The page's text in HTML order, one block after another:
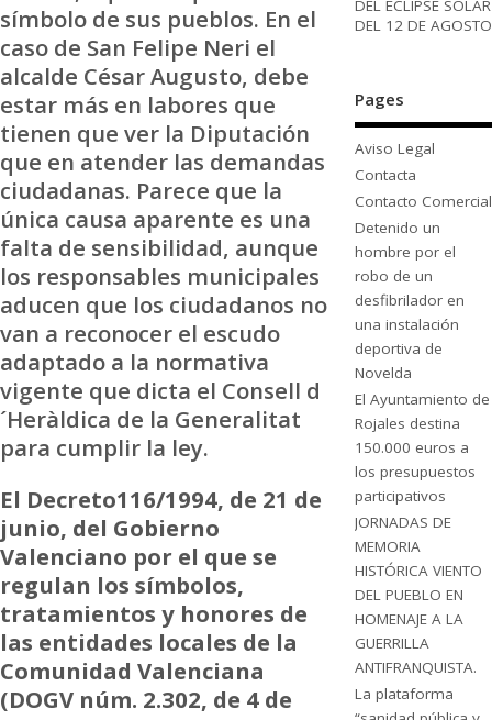
símbolo de sus pueblos. En el
caso de San Felipe Neri el
alcalde César Augusto, debe
estar más en labores que
tienen que ver la Diputación
que en atender las demandas
ciudadanas. Parece que la
única causa aparente es una
falta de sensibilidad, aunque
los responsables municipales
aducen que los ciudadanos no
van a reconocer el escudo
adaptado a la normativa
vigente que dicta el Consell d
´Heràldica de la Generalitat
para cumplir la ley.
El Decreto116/1994, de 21 de
junio, del Gobierno
Valenciano por el que se
regulan los símbolos,
tratamientos y honores de
las entidades locales de la
Comunidad Valenciana
(DOGV núm. 2.302, de 4 de
DEL ECLIPSE SOLAR
DEL 12 DE AGOSTO
Pages
Aviso Legal
Contacta
Contacto Comercial
Detenido un
hombre por el
robo de un
desfibrilador en
una instalación
deportiva de
Novelda
El Ayuntamiento de
Rojales destina
150.000 euros a
los presupuestos
participativos
JORNADAS DE
MEMORIA
HISTÓRICA VIENTO
DEL PUEBLO EN
HOMENAJE A LA
GUERRILLA
ANTIFRANQUISTA.
La plataforma